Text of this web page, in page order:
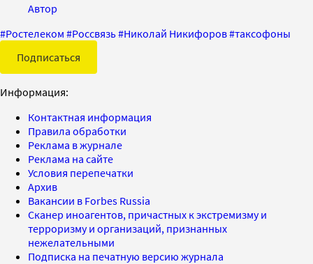
Автор
#Ростелеком #Россвязь#Николай Никифоров#таксофоны
Подписаться
Информация:
Контактная информация
Правила обработки
Реклама в журнале
Реклама на сайте
Условия перепечатки
Архив
Вакансии в Forbes Russia
Сканер иноагентов, причастных к экстремизму и
терроризму и организаций, признанных
нежелательными
Подписка на печатную версию журнала